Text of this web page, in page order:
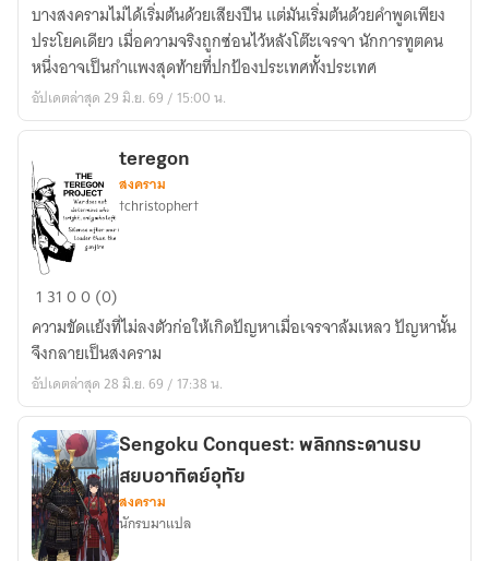
Diplomat
:
นักการ
ทูต
ใต้
ม่าน
เหล็ก
บางสงครามไม่ได้เริ่มต้นด้วยเสียงปืน แต่มันเริ่มต้นด้วยคำพูดเพียง
ประโยคเดียว เมื่อความจริงถูกซ่อนไว้หลังโต๊ะเจรจา นักการทูตคน
หนึ่งอาจเป็นกำแพงสุดท้ายที่ปกป้องประเทศทั้งประเทศ
อัปเดตล่าสุด 29 มิ.ย. 69 / 15:00 น.
teregon
teregon
สงคราม
†christopher†
1 3100 (0)
ความขัดแย้งที่ไม่ลงตัวก่อให้เกิดปัญหาเมื่อเจรจาล้มเหลว ปัญหานั้น
จึงกลายเป็นสงคราม
อัปเดตล่าสุด 28 มิ.ย. 69 / 17:38 น.
Sengoku Conquest: พลิกกระดานรบ
สยบอาทิตย์อุทัย
สงคราม
นักรบมาแปล